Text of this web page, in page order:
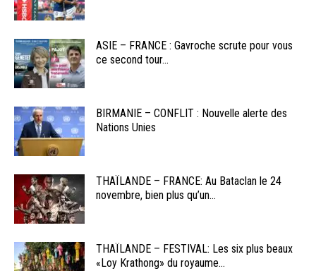
ASIE – FRANCE : Gavroche scrute pour vous
ce second tour...
BIRMANIE – CONFLIT : Nouvelle alerte des
Nations Unies
THAÏLANDE – FRANCE: Au Bataclan le 24
novembre, bien plus qu’un...
THAÏLANDE – FESTIVAL: Les six plus beaux
«Loy Krathong» du royaume...